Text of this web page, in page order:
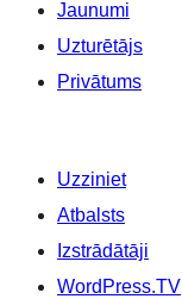
Jaunumi
Uzturētājs
Privātums
Uzziniet
Atbalsts
Izstrādātāji
WordPress.TV